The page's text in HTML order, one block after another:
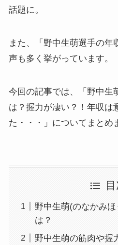
話題に。
また、「野中生萌選手の年
声も多く挙がっています。
今回の記事では、「野中生
は？握力が凄い？！年収は
た・・・」についてまとめ
野中生萌(のなかみ
は？
野中生萌の筋肉や握